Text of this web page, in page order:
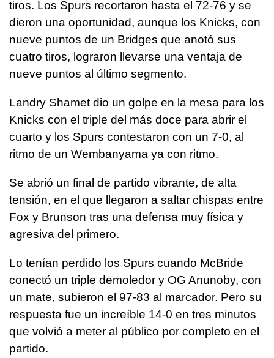
tiros. Los Spurs recortaron hasta el 72-76 y se
dieron una oportunidad, aunque los Knicks, con
nueve puntos de un Bridges que anotó sus
cuatro tiros, lograron llevarse una ventaja de
nueve puntos al último segmento.
Landry Shamet dio un golpe en la mesa para los
Knicks con el triple del más doce para abrir el
cuarto y los Spurs contestaron con un 7-0, al
ritmo de un Wembanyama ya con ritmo.
Se abrió un final de partido vibrante, de alta
tensión, en el que llegaron a saltar chispas entre
Fox y Brunson tras una defensa muy física y
agresiva del primero.
Lo tenían perdido los Spurs cuando McBride
conectó un triple demoledor y OG Anunoby, con
un mate, subieron el 97-83 al marcador. Pero su
respuesta fue un increíble 14-0 en tres minutos
que volvió a meter al público por completo en el
partido.